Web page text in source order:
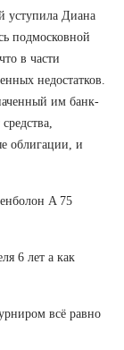
уступила Диана
подмосковной
в части
недостатков.
им банк-
облигации, и
A 75
6 лет а как
всё равно